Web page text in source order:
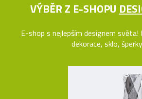
VÝBĚR Z E-SHOPU
E-shop s nejlepším designem
dekorace, sklo,